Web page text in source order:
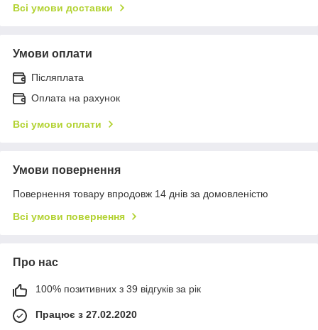
Всі умови доставки
Умови оплати
Післяплата
Оплата на рахунок
Всі умови оплати
Умови повернення
Повернення товару впродовж 14 днів за домовленістю
Всі умови повернення
Про нас
100% позитивних з 39 відгуків за рік
Працює з 27.02.2020